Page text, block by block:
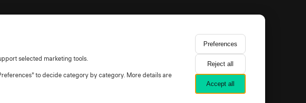
selected marketing tools.
to decide category by category. More details are
Preferences
Reject all
Accept all